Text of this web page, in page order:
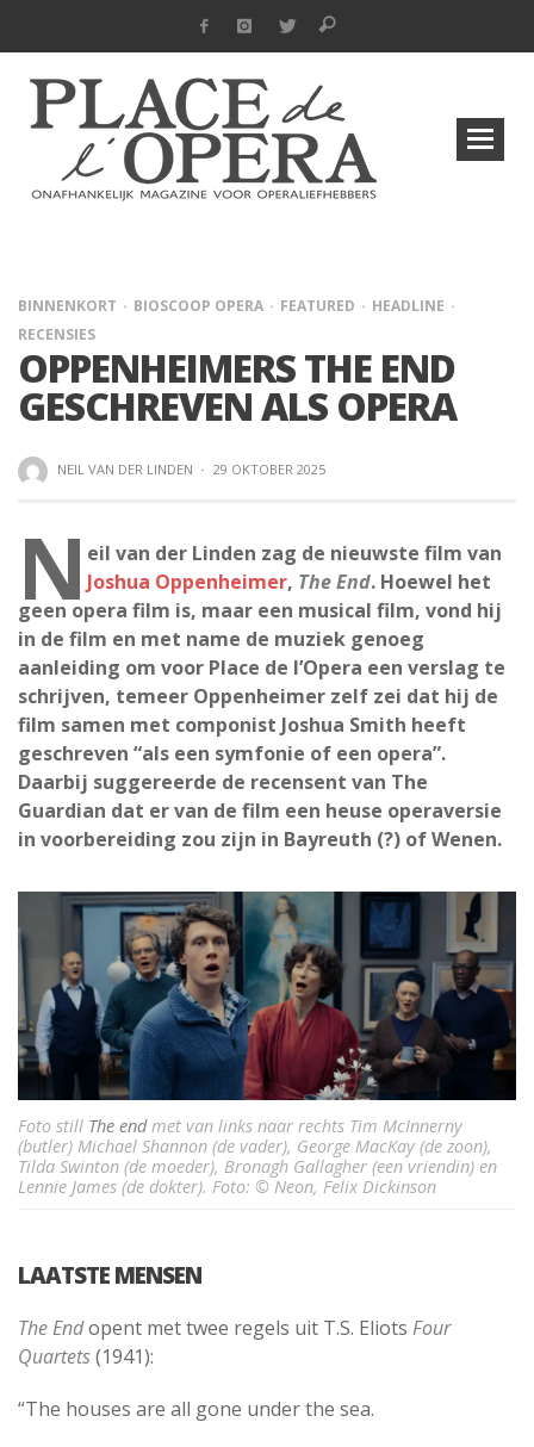
BINNENKORT BIOSCOOP OPERA FEATURED
HEADLINE
RECENSIES
OPPENHEIMERS THE END
GESCHREVEN ALS OPERA
NEIL VAN DER LINDEN · 29 OKTOBER 2025
Neil van der Linden zag de nieuwste film van
Joshua Oppenheimer, The End. Hoewel het
geen opera film is, maar een musical film, vond hij
in de film en met name de muziek genoeg
aanleiding om voor Place de l’Opera een verslag te
schrijven, temeer Oppenheimer zelf zei dat hij de
film samen met componist Joshua Smith heeft
geschreven “als een symfonie of een opera”.
Daarbij suggereerde de recensent van The
Guardian dat er van de film een heuse operaversie
in voorbereiding zou zijn in Bayreuth (?) of Wenen.
Foto still The endmet van links naar rechts Tim McInnerny
(butler) Michael Shannon (de vader), George MacKay (de zoon),
Tilda Swinton (de moeder), Bronagh Gallagher (een vriendin) en
Lennie James (de dokter). Foto: © Neon, Felix Dickinson
LAATSTE MENSEN
The Endopent met twee regels uit T.S. Eliots Four
Quartets(1941):
“The houses are all gone under the sea.